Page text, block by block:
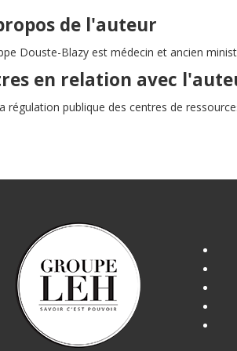
de l'auteur
Douste-Blazy est médecin et ancien
en relation avec
régulation publique des centres de